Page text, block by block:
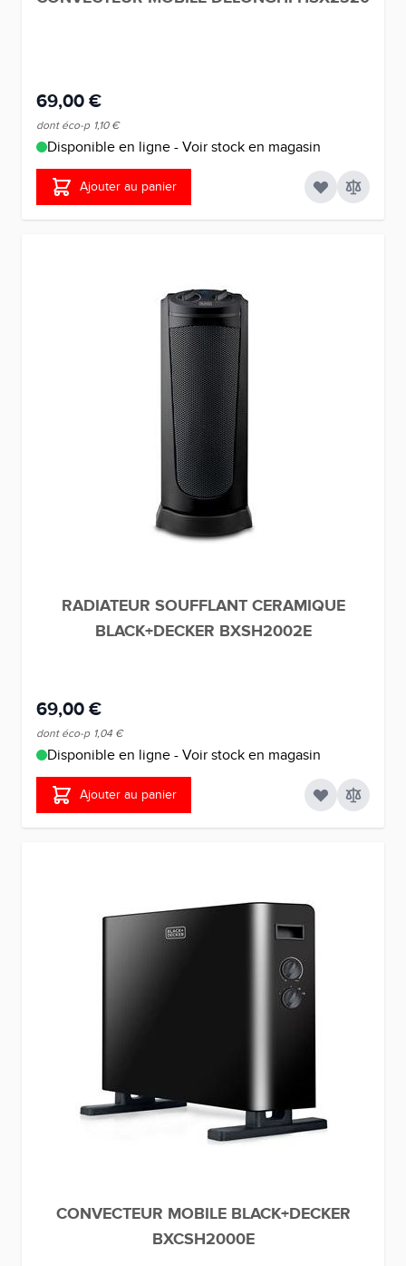
69,00 €
dont éco-p 1,10 €
Disponible en ligne - Voir stock en magasin
Ajouter au panier
RADIATEUR SOUFFLANT CERAMIQUE
BLACK+DECKER BXSH2002E
69,00 €
dont éco-p 1,04 €
Disponible en ligne - Voir stock en magasin
Ajouter au panier
CONVECTEUR MOBILE BLACK+DECKER
BXCSH2000E